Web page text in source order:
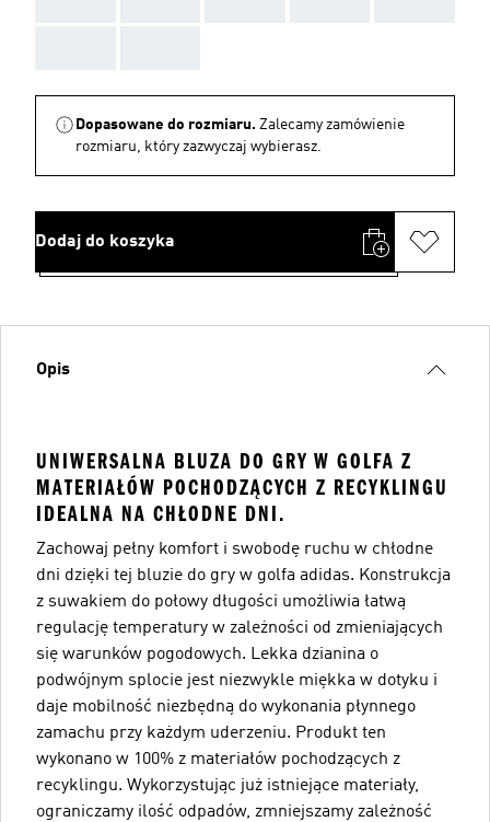
Dopasowane do rozmiaru. Zalecamy zamówienie
rozmiaru, który zazwyczaj wybierasz.
Dodaj do koszyka
Opis
UNIWERSALNA BLUZA DO GRY W GOLFA Z
MATERIAŁÓW POCHODZĄCYCH Z RECYKLINGU
IDEALNA NA CHŁODNE DNI.
Zachowaj pełny komfort i swobodę ruchu w chłodne
dni dzięki tej bluzie do gry w golfa adidas. Konstrukcja
z suwakiem do połowy długości umożliwia łatwą
regulację temperatury w zależności od zmieniających
się warunków pogodowych. Lekka dzianina o
podwójnym splocie jest niezwykle miękka w dotyku i
daje mobilność niezbędną do wykonania płynnego
zamachu przy każdym uderzeniu. Produkt ten
wykonano w 100% z materiałów pochodzących z
recyklingu. Wykorzystując już istniejące materiały,
ograniczamy ilość odpadów, zmniejszamy zależność